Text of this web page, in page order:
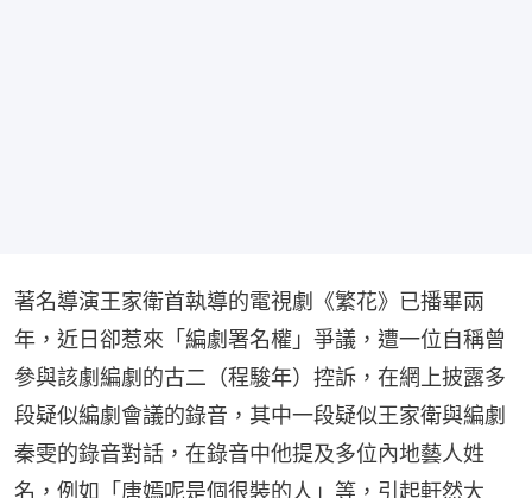
著名導演王家衛首執導的電視劇《繁花》已播畢兩
年，近日卻惹來「編劇署名權」爭議，遭一位自稱曾
參與該劇編劇的古二（程駿年）控訴，在網上披露多
段疑似編劇會議的錄音，其中一段疑似王家衛與編劇
秦雯的錄音對話，在錄音中他提及多位內地藝人姓
名，例如「唐嫣呢是個很裝的人」等，引起軒然大